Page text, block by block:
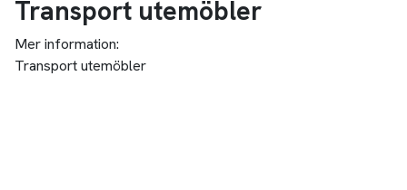
Transport utemöbler
Mer information:
Transport utemöbler